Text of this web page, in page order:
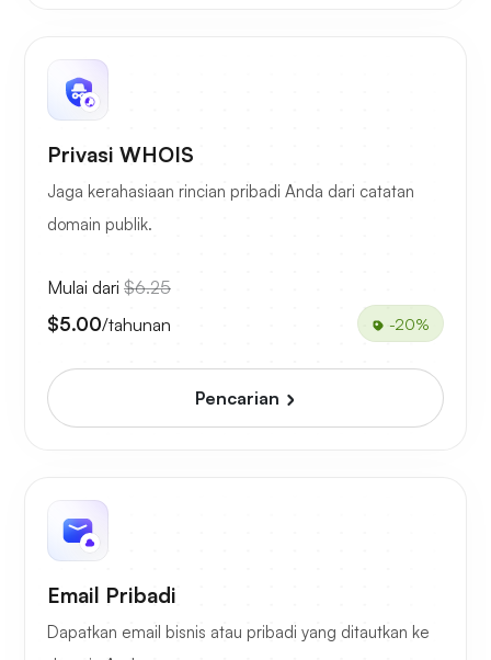
Privasi WHOIS
Jaga kerahasiaan rincian pribadi Anda dari catatan
domain publik.
Mulai dari $6.25
$5.00/tahunan -20%
Pencarian
Email Pribadi
Dapatkan email bisnis atau pribadi yang ditautkan ke